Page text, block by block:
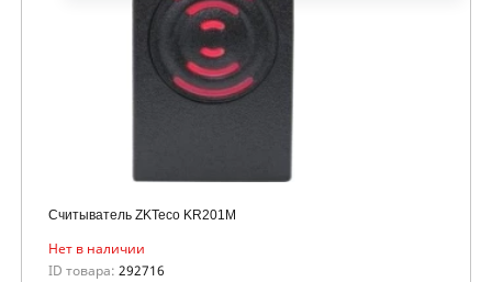
Считыватель ZKTeco KR201M
Нет в наличии
ID товара: 292716